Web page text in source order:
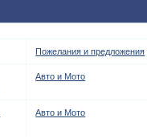
Пожелания и предложения
Авто и Мото
Авто и Мото